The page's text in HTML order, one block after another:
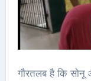
गौरतलब है कि सोनू